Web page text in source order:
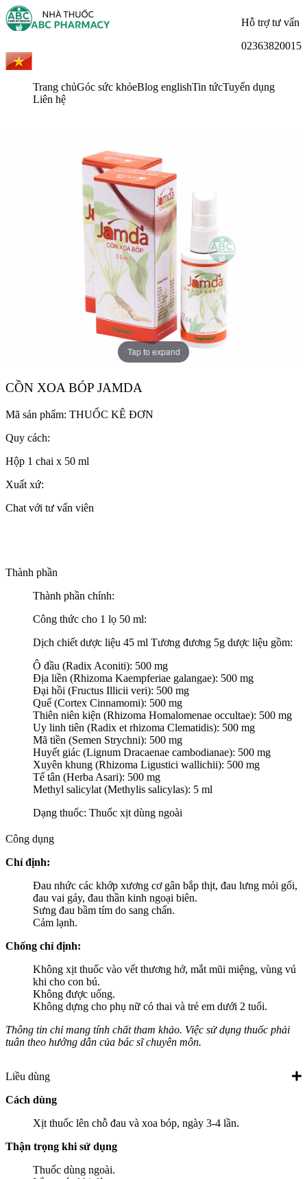
Hỗ trợ tư vấn
02363820015
Trang chủGóc sức khỏeBlog englishTin tứcTuyển dụng
Liên hệ
Tap to expand
CỒN XOA BÓP JAMDA
Mã sản phẩm: THUỐC KÊ ĐƠN
Quy cách:
Hộp 1 chai x 50 ml
Xuất xứ:
Chat với tư vấn viên
Thành phần
Thành phần chính:
Công thức cho 1 lọ 50 ml:
Dịch chiết dược liệu 45 ml Tương đương 5g dược liệu gồm:
Ô đầu (Radix Aconiti): 500 mg
Địa liền (Rhizoma Kaempferiae galangae): 500 mg
Đại hồi (Fructus Illicii veri): 500 mg
Quế (Cortex Cinnamomi): 500 mg
Thiên niên kiện (Rhizoma Homalomenae occultae): 500 mg
Uy linh tiên (Radix et rhizoma Clematidis): 500 mg
Mã tiền (Semen Strychni): 500 mg
Huyết giác (Lignum Dracaenae cambodianae): 500 mg
Xuyên khung (Rhizoma Ligustici wallichii): 500 mg
Tế tân (Herba Asari): 500 mg
Methyl salicylat (Methylis salicylas): 5 ml
Dạng thuốc: Thuốc xịt dùng ngoài
Công dụng
Chỉ định:
Đau nhức các khớp xương cơ gân bắp thịt, đau lưng mỏi gối,
đau vai gáy, đau thần kinh ngoại biên.
Sưng đau bầm tím do sang chấn.
Cảm lạnh.
Chống chỉ định:
Không xịt thuốc vào vết thương hở, mắt mũi miệng, vùng vú
khi cho con bú.
Không được uống.
Không dựng cho phụ nữ có thai và trẻ em dưới 2 tuổi.
Thông tin chỉ mang tính chất tham khảo. Việc sử dụng thuốc phải
tuân theo hướng dẫn của bác sĩ chuyên môn.
Liều dùng
Cách dùng
Xịt thuốc lên chỗ đau và xoa bóp, ngày 3-4 lần.
Thận trọng khi sử dụng
Thuốc dùng ngoài.